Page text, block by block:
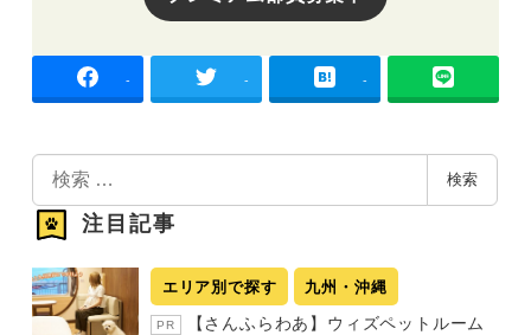
- - -
検
索
検索
注目記事
エリア別で探す 九州・沖縄
PR
【さんふらわあ】ウィズペットルーム